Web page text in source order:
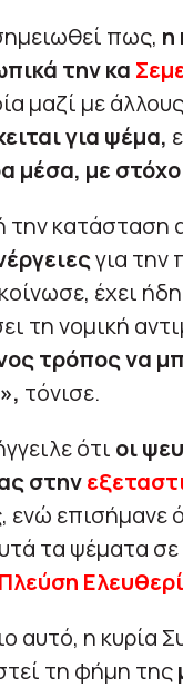
πως, η
την κα
μαζί με
για ψέμα,
μέσα, με
κατάσταση
για την
έχει
τη νομική
τρόπος να
τόνισε.
ότι οι
στην
ενώ επισήμανε
τα ψέματα
Πλεύση
αυτό, η κυρία
τη φήμη της